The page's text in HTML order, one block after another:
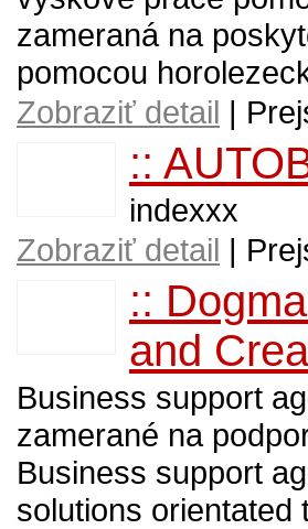
zameraná na
pomocou
Zobraziť detail |
::
indexxx
Zobraziť detail |
::
and
Business support
zamerané na
Business support
solutions orientated